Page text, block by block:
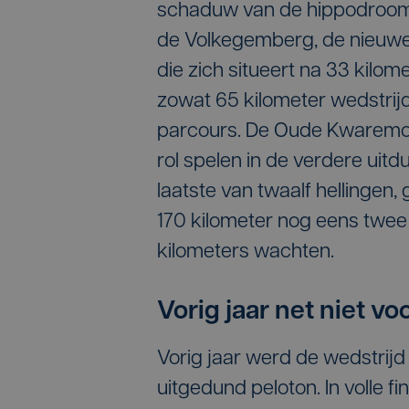
schaduw van de
de Volkegemberg, de
die zich situeert na 33
zowat 65 kilometer
parcours. De Oude
rol spelen in de verdere
laatste van twaalf hellingen,
170 kilometer nog eens
kilometers wachten.
Vorig jaar net niet
Vorig jaar werd de
uitgedund peloton. In volle